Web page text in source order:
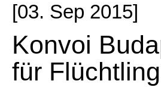
[03. Sep 2015]
Konvoi
für